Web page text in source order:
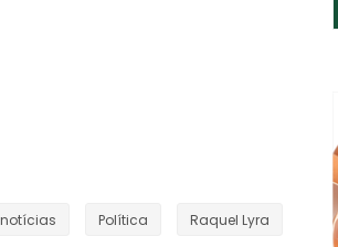
notícias Política Raquel Lyra